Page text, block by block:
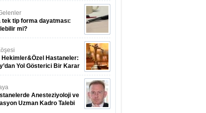
tek tip forma dayatması:
mi?
Hastaneler:
Yol Gösterici Bir Karar
Anesteziyoloji ve
Uzman Kadro Talebi